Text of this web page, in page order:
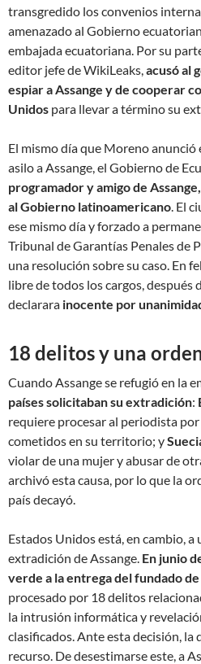
transgredido los convenios
amenazado al Gobierno
embajada ecuatoriana. Por su
editor jefe de WikiLeaks,acusó al
espiar a Assange y de cooperar
Unidos para llevar a término su
El mismo día que Moreno
asilo a Assange, el Gobierno de
programador y amigo de
al Gobierno latinoamericano. El
ese mismo día y forzado a
Tribunal de Garantías Penales de
una resolución sobre su caso. En
libre de todos los cargos, después
declarara inocente por
18 delitos y una
Cuando Assange se refugió en la
países solicitaban su extradición:
requiere procesar al periodista
cometidos en su territorio; y
violar de una mujer y abusar de
archivó esta causa, por lo que la
país decayó.
Estados Unidos está, en cambio, a
extradición de Assange. En junio
verde a la entrega del fundado
procesado por 18 delitos
la intrusión informática y
clasificados. Ante esta decisión, la
recurso. De desestimarse este, a